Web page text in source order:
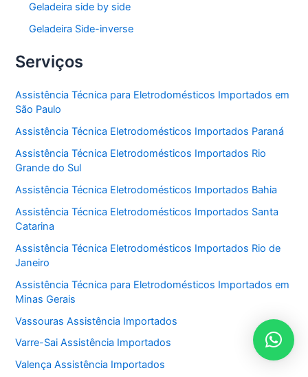
Geladeira side by side
Geladeira Side-inverse
Serviços
Assistência Técnica para Eletrodomésticos Importados em
São Paulo
Assistência Técnica Eletrodomésticos Importados Paraná
Assistência Técnica Eletrodomésticos Importados Rio
Grande do Sul
Assistência Técnica Eletrodomésticos Importados Bahia
Assistência Técnica Eletrodomésticos Importados Santa
Catarina
Assistência Técnica Eletrodomésticos Importados Rio de
Janeiro
Assistência Técnica para Eletrodomésticos Importados em
Minas Gerais
Vassouras Assistência Importados
Varre-Sai Assistência Importados
Valença Assistência Importados